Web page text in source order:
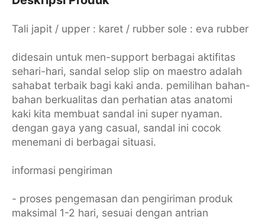
Tali japit / upper : karet / rubber sole : eva rubber
didesain untuk men-support berbagai aktifitas
sehari-hari, sandal selop slip on maestro adalah
sahabat terbaik bagi kaki anda. pemilihan bahan-
bahan berkualitas dan perhatian atas anatomi
kaki kita membuat sandal ini super nyaman.
dengan gaya yang casual, sandal ini cocok
menemani di berbagai situasi.
informasi pengiriman
- proses pengemasan dan pengiriman produk
maksimal 1-2 hari, sesuai dengan antrian